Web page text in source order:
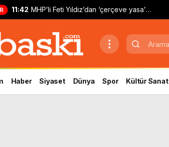
11:42 MHP’li Feti Yıldız’dan ‘çerçeve yasa’
örnekleri
Haber Siyaset Dünya Spor Kültür Sanat